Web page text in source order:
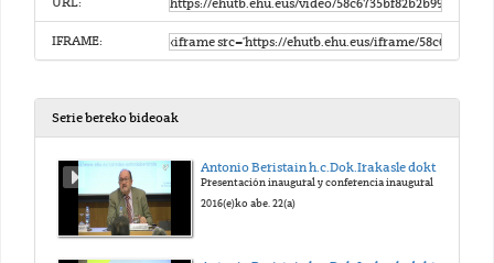
IFRAME:
Serie bereko bideoak
Antonio Beristain h.c.Dok.Irakasle doktorearen OMENEZKO VI. TOPAKETA
Presentación inaugural y conferencia inaugural
2016(e)ko abe. 22(a)